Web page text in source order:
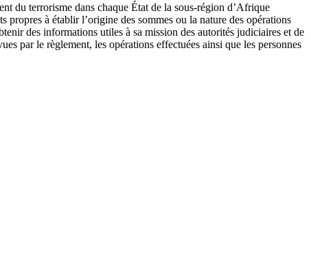
du terrorisme dans chaque État de la sous-région d’Afrique
à établir l’origine des sommes ou la nature des opérations
des informations utiles à sa mission des autorités judiciaires et de
par le règlement, les opérations effectuées ainsi que les personnes